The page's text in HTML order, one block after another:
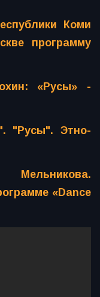
Коми
программу
«Русы» -
"Русы". Этно-
«Dance